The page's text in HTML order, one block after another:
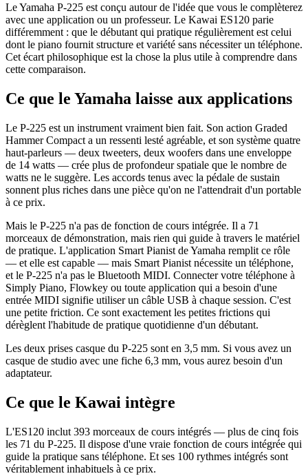
Le Yamaha P-225 est conçu autour de l'idée que vous le complèterez
avec une application ou un professeur. Le Kawai ES120 parie
différemment : que le débutant qui pratique régulièrement est celui
dont le piano fournit structure et variété sans nécessiter un téléphone.
Cet écart philosophique est la chose la plus utile à comprendre dans
cette comparaison.
Ce que le Yamaha laisse aux applications
Le P-225 est un instrument vraiment bien fait. Son action Graded
Hammer Compact a un ressenti lesté agréable, et son système quatre
haut-parleurs — deux tweeters, deux woofers dans une enveloppe
de 14 watts — crée plus de profondeur spatiale que le nombre de
watts ne le suggère. Les accords tenus avec la pédale de sustain
sonnent plus riches dans une pièce qu'on ne l'attendrait d'un portable
à ce prix.
Mais le P-225 n'a pas de fonction de cours intégrée. Il a 71
morceaux de démonstration, mais rien qui guide à travers le matériel
de pratique. L'application Smart Pianist de Yamaha remplit ce rôle
— et elle est capable — mais Smart Pianist nécessite un téléphone,
et le P-225 n'a pas le Bluetooth MIDI. Connecter votre téléphone à
Simply Piano, Flowkey ou toute application qui a besoin d'une
entrée MIDI signifie utiliser un câble USB à chaque session. C'est
une petite friction. Ce sont exactement les petites frictions qui
dérèglent l'habitude de pratique quotidienne d'un débutant.
Les deux prises casque du P-225 sont en 3,5 mm. Si vous avez un
casque de studio avec une fiche 6,3 mm, vous aurez besoin d'un
adaptateur.
Ce que le Kawai intègre
L'ES120 inclut 393 morceaux de cours intégrés — plus de cinq fois
les 71 du P-225. Il dispose d'une vraie fonction de cours intégrée qui
guide la pratique sans téléphone. Et ses 100 rythmes intégrés sont
véritablement inhabituels à ce prix.